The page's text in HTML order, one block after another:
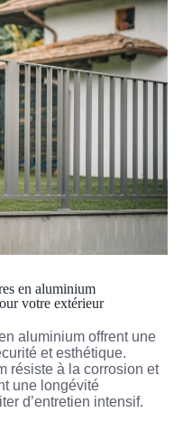
en aluminium
votre extérieur
aluminium offrent une
et esthétique.
résiste à la corrosion et
une longévité
d’entretien intensif.